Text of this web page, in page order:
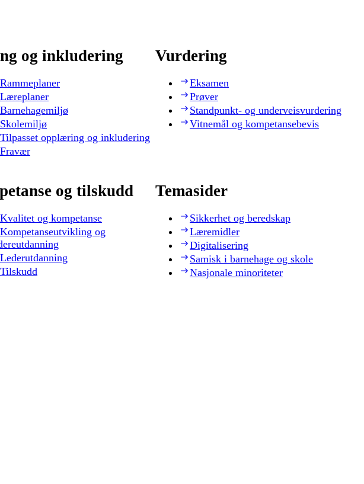
og inkludering
Rammeplaner
Læreplaner
Barnehagemiljø
Skolemiljø
Tilpasset opplæring og inkludering
Fravær
Vurdering
Eksamen
Prøver
Standpunkt- og underveisvurdering
Vitnemål og kompetansebevis
og tilskudd
Kvalitet og kompetanse
Kompetanseutvikling og
Lederutdanning
Tilskudd
Temasider
Sikkerhet og beredskap
Læremidler
Digitalisering
Samisk i barnehage og skole
Nasjonale minoriteter